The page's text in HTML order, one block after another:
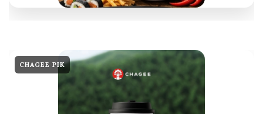
CHAGEE PIK